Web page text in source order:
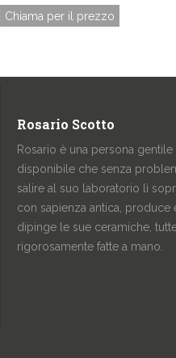
Chiama per il prezzo
Rosario Scotto
Rosario è una persona gentile
disponibile che senza
salire al suo laboratorio lì
con sapienza antica, produce
dipinge le sue ceramiche,
rigorosamente fatte a mano.